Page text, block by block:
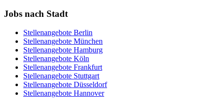
Jobs nach Stadt
Stellenangebote Berlin
Stellenangebote München
Stellenangebote Hamburg
Stellenangebote Köln
Stellenangebote Frankfurt
Stellenangebote Stuttgart
Stellenangebote Düsseldorf
Stellenangebote Hannover